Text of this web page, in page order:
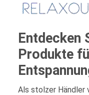
Entdecken
Produkte
Als stolzer Händler